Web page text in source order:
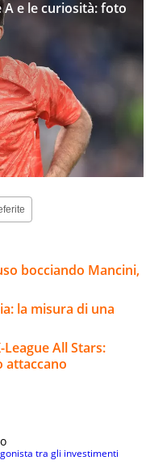
e le curiosità: foto
bocciando Mancini,
la misura di una
All Stars:
attaccano
tra gli investimenti